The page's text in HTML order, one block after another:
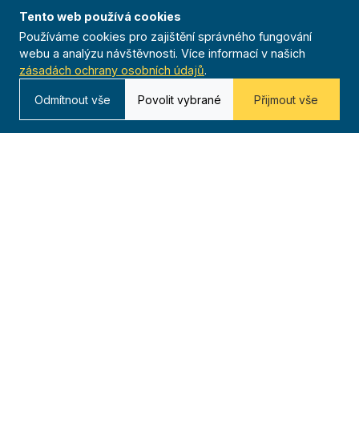
Anthropoid
Celoroční činnost
Výsledky
Časopis
Tento web používá cookies
Používáme cookies pro zajištění správného fungování
webu a analýzu návštěvnosti. Více informací v našich
zásadách ochrany osobních údajů.
Odmítnout vše Povolit vybrané Přijmout vše